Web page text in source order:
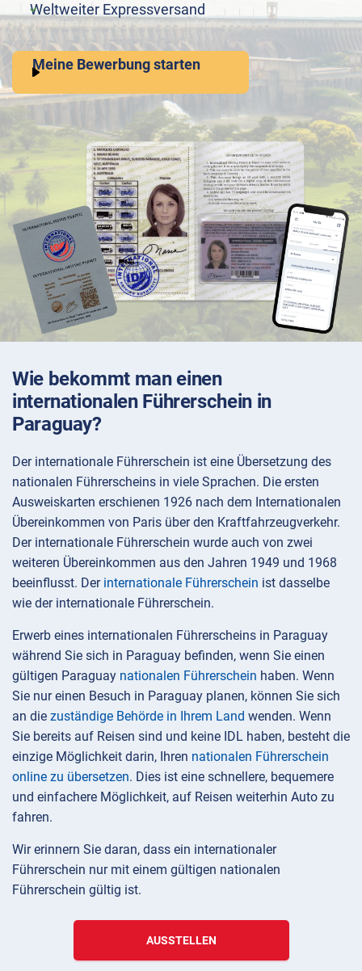
Weltweiter Expressversand
Meine Bewerbung starten
Wie bekommt man einen
internationalen Führerschein in
Paraguay?
Der internationale Führerschein ist eine Übersetzung des
nationalen Führerscheins in viele Sprachen. Die ersten
Ausweiskarten erschienen 1926 nach dem Internationalen
Übereinkommen von Paris über den Kraftfahrzeugverkehr.
Der internationale Führerschein wurde auch von zwei
weiteren Übereinkommen aus den Jahren 1949 und 1968
beeinflusst. Der internationale Führerschein ist dasselbe
wie der internationale Führerschein.
Erwerb eines internationalen Führerscheins in Paraguay
während Sie sich in Paraguay befinden, wenn Sie einen
gültigen Paraguay nationalen Führerschein haben. Wenn
Sie nur einen Besuch in Paraguay planen, können Sie sich
an die zuständige Behörde in Ihrem Land wenden. Wenn
Sie bereits auf Reisen sind und keine IDL haben, besteht die
einzige Möglichkeit darin, Ihren nationalen Führerschein
online zu übersetzen. Dies ist eine schnellere, bequemere
und einfachere Möglichkeit, auf Reisen weiterhin Auto zu
fahren.
Wir erinnern Sie daran, dass ein internationaler
Führerschein nur mit einem gültigen nationalen
Führerschein gültig ist.
AUSSTELLEN